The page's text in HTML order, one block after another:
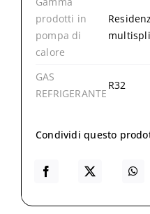
prodotti in
pompa di
calore
GAS
REFRIGERANTE
R32
Condividi questo